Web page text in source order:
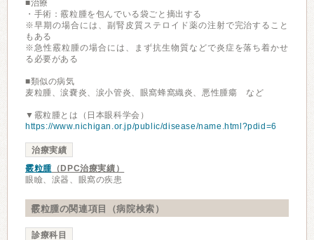
■治療
・手術：霰粒腫を包んでいる袋ごと摘出する
※早期の場合には、副腎皮質ステロイド薬の注射で完治すること
もある
※急性霰粒腫の場合には、まず抗生物質などで炎症を落ち着かせ
る必要がある
■類似の病気
麦粒腫、涙嚢炎、涙小管炎、眼窩蜂窩織炎、悪性腫瘍 など
▼霰粒腫とは（日本眼科学会）
https://www.nichigan.or.jp/public/disease/name.html?pdid=6
治療実績
霰粒腫（DPC治療実績）
眼瞼、涙器、眼窩の疾患
霰粒腫の関連項目（病院検索）
診療科目